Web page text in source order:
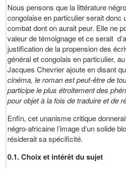
Nous pensons que la littérature
congolaise en particulier serait donc
combat dont on aurait peur. Elle ne
valeur de témoignage et ce serait
justification de la propension des
général et congolais en particulier,
Jacques Chevrier ajoute en disant
cinéma, le roman est peut-être de
participe le plus étroitement des
pour objet à la fois de traduire et de
Enfin, cet unanisme critique
négro-africaine l’image d’un solide
résiderait sa spécificité.
0.1. Choix et intérêt du sujet